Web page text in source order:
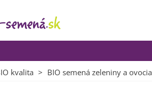
kvalita > BIO semená zeleniny a ovocia